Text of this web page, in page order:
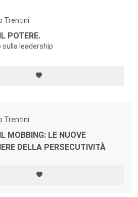
Trentini
POTERE.
sulla leadership
Trentini
MOBBING: LE NUOVE
DELLA PERSECUTIVITÀ